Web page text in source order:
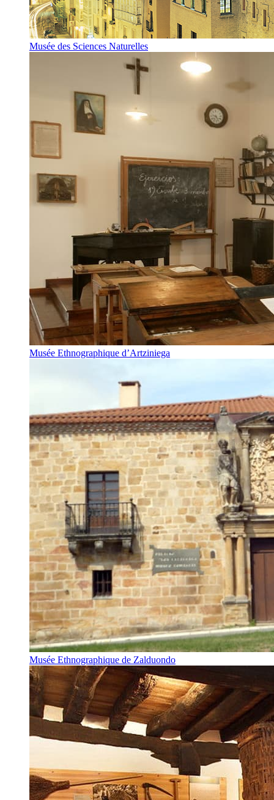
Musée des Sciences Naturelles
Musée Ethnographique d’Artziniega
Musée Ethnographique de Zalduondo